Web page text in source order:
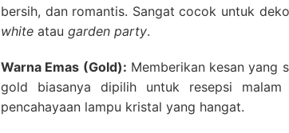
bersih, dan romantis. Sangat cocok untuk
white atau garden party.
Warna Emas (Gold): Memberikan kesan yang
gold biasanya dipilih untuk resepsi
pencahayaan lampu kristal yang hangat.